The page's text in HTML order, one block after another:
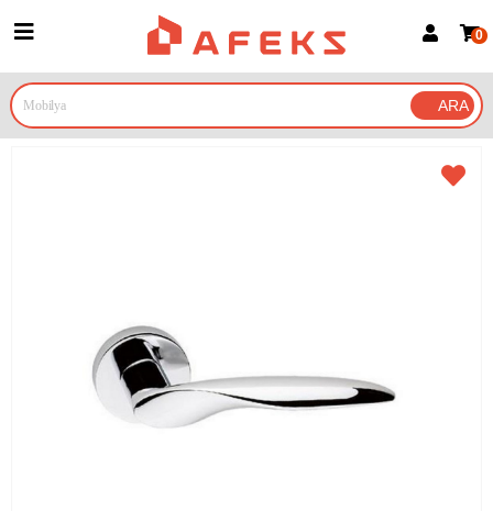
Google İle Bağlan
0